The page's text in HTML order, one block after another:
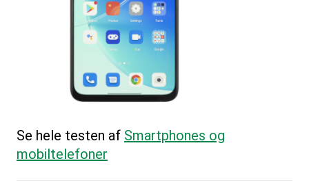
Se hele testen af Smartphones og
mobiltelefoner